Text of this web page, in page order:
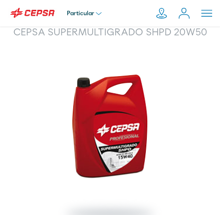
Particular
Empresa
Distribuidor
Transportador
CEPSA SUPERMULTIGRADO SHPD 20W50